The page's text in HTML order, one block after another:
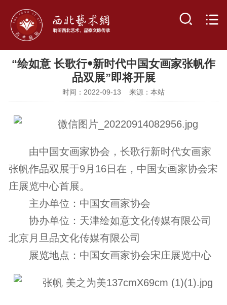
“绘如意 长歌行ꔷ新时代中国女画家张帆作
品双展”即将开展
时间：2022-09-13 来源：本站
由中国女画家协会，长歌行新时代女画家
张帆作品双展于9月16日在，中国女画家协会宋
庄展览中心首展。
主办单位：中国女画家协会
协办单位：天津绘如意文化传媒有限公司
北京月旦品文化传媒有限公司
展览地点：中国女画家协会宋庄展览中心